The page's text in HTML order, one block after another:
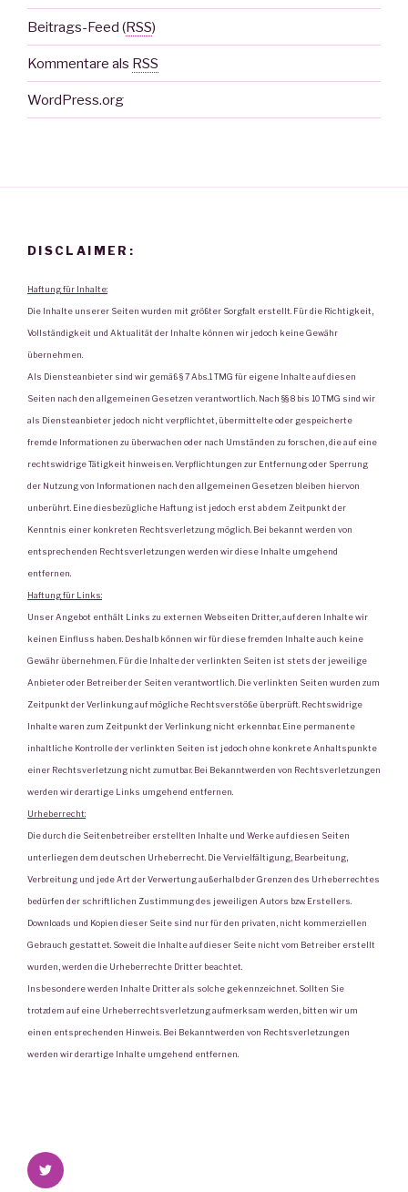
Beitrags-Feed (RSS)
Kommentare als RSS
WordPress.org
DISCLAIMER:
Haftung für Inhalte:
Die Inhalte unserer Seiten wurden mit größter Sorgfalt erstellt. Für die Richtigkeit,
Vollständigkeit und Aktualität der Inhalte können wir jedoch keine Gewähr
übernehmen.
Als Diensteanbieter sind wir gemäß § 7 Abs.1 TMG für eigene Inhalte auf diesen
Seiten nach den allgemeinen Gesetzen verantwortlich. Nach §§ 8 bis 10 TMG sind wir
als Diensteanbieter jedoch nicht verpflichtet, übermittelte oder gespeicherte
fremde Informationen zu überwachen oder nach Umständen zu forschen, die auf eine
rechtswidrige Tätigkeit hinweisen. Verpflichtungen zur Entfernung oder Sperrung
der Nutzung von Informationen nach den allgemeinen Gesetzen bleiben hiervon
unberührt. Eine diesbezügliche Haftung ist jedoch erst ab dem Zeitpunkt der
Kenntnis einer konkreten Rechtsverletzung möglich. Bei bekannt werden von
entsprechenden Rechtsverletzungen werden wir diese Inhalte umgehend
entfernen.
Haftung für Links:
Unser Angebot enthält Links zu externen Webseiten Dritter, auf deren Inhalte wir
keinen Einfluss haben. Deshalb können wir für diese fremden Inhalte auch keine
Gewähr übernehmen. Für die Inhalte der verlinkten Seiten ist stets der jeweilige
Anbieter oder Betreiber der Seiten verantwortlich. Die verlinkten Seiten wurden zum
Zeitpunkt der Verlinkung auf mögliche Rechtsverstöße überprüft. Rechtswidrige
Inhalte waren zum Zeitpunkt der Verlinkung nicht erkennbar. Eine permanente
inhaltliche Kontrolle der verlinkten Seiten ist jedoch ohne konkrete Anhaltspunkte
einer Rechtsverletzung nicht zumutbar. Bei Bekanntwerden von Rechtsverletzungen
werden wir derartige Links umgehend entfernen.
Urheberrecht:
Die durch die Seitenbetreiber erstellten Inhalte und Werke auf diesen Seiten
unterliegen dem deutschen Urheberrecht. Die Vervielfältigung, Bearbeitung,
Verbreitung und jede Art der Verwertung außerhalb der Grenzen des Urheberrechtes
bedürfen der schriftlichen Zustimmung des jeweiligen Autors bzw. Erstellers.
Downloads und Kopien dieser Seite sind nur für den privaten, nicht kommerziellen
Gebrauch gestattet. Soweit die Inhalte auf dieser Seite nicht vom Betreiber erstellt
wurden, werden die Urheberrechte Dritter beachtet.
Insbesondere werden Inhalte Dritter als solche gekennzeichnet. Sollten Sie
trotzdem auf eine Urheberrechtsverletzung aufmerksam werden, bitten wir um
einen entsprechenden Hinweis. Bei Bekanntwerden von Rechtsverletzungen
werden wir derartige Inhalte umgehend entfernen.
Twitter